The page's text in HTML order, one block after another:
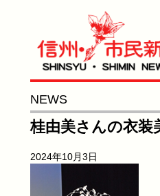
NEWS
桂由美さんの衣
2024年10月3日